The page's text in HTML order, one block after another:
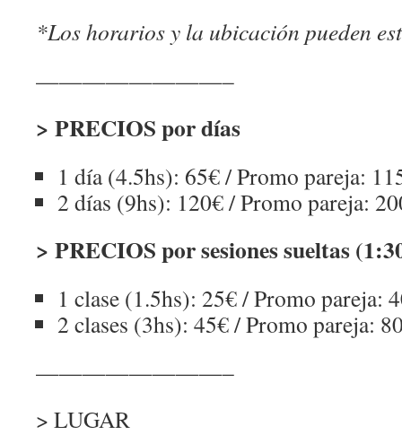
*Los horarios y la ubicación pueden
————————–
> PRECIOS por días
1 día (4.5hs): 65€ / Promo pareja:
2 días (9hs): 120€ / Promo pareja:
> PRECIOS por sesiones sueltas
1 clase (1.5hs): 25€ / Promo pareja:
2 clases (3hs): 45€ / Promo pareja:
————————–
> LUGAR